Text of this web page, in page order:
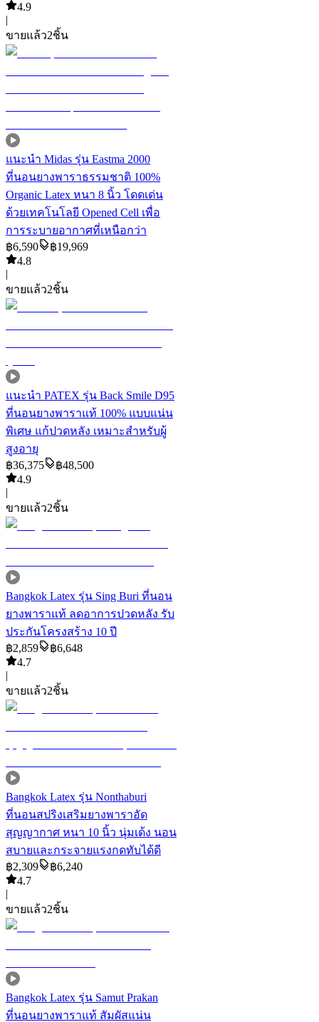
4.9
|
ขายแล้ว2ชิ้น
แนะนำ Midas รุ่น Eastma 2000
ที่นอนยางพาราธรรมชาติ 100%
Organic Latex หนา 8 นิ้ว โดดเด่น
ด้วยเทคโนโลยี Opened Cell เพื่อ
การระบายอากาศที่เหนือกว่า
฿6,590 ฿19,969
4.8
|
ขายแล้ว2ชิ้น
แนะนำ PATEX รุ่น Back Smile D95
ที่นอนยางพาราแท้ 100% แบบแน่น
พิเศษ แก้ปวดหลัง เหมาะสำหรับผู้
สูงอายุ
฿36,375 ฿48,500
4.9
|
ขายแล้ว2ชิ้น
Bangkok Latex รุ่น Sing Buri ที่นอน
ยางพาราแท้ ลดอาการปวดหลัง รับ
ประกันโครงสร้าง 10 ปี
฿2,859 ฿6,648
4.7
|
ขายแล้ว2ชิ้น
Bangkok Latex รุ่น Nonthaburi
ที่นอนสปริงเสริมยางพาราอัด
สุญญากาศ หนา 10 นิ้ว นุ่มเด้ง นอน
สบายและกระจายแรงกดทับได้ดี
฿2,309 ฿6,240
4.7
|
ขายแล้ว2ชิ้น
Bangkok Latex รุ่น Samut Prakan
ที่นอนยางพาราแท้ สัมผัสแน่น